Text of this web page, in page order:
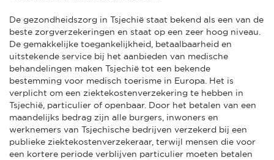
De gezondheidszorg in Tsjechië staat bekend als een van de
beste zorgverzekeringen en staat op een zeer hoog niveau.
De gemakkelijke toegankelijkheid, betaalbaarheid en
uitstekende service bij het aanbieden van medische
behandelingen maken Tsjechië tot een bekende
bestemming voor medisch toerisme in Europa. Het is
verplicht om een ziektekostenverzekering te hebben in
Tsjechië, particulier of openbaar. Door het betalen van een
maandelijks bedrag zijn alle burgers, inwoners en
werknemers van Tsjechische bedrijven verzekerd bij een
publieke ziektekostenverzekeraar, terwijl mensen die voor
een kortere periode verblijven particulier moeten betalen